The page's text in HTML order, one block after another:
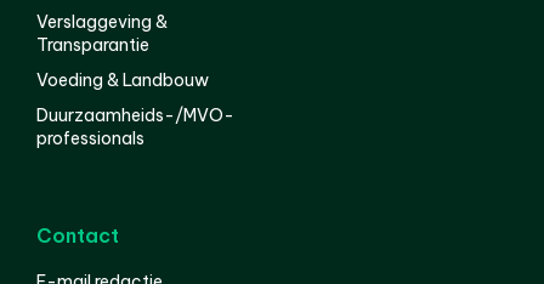
Verslaggeving &
Transparantie
Voeding & Landbouw
Duurzaamheids-/MVO-
professionals
Contact